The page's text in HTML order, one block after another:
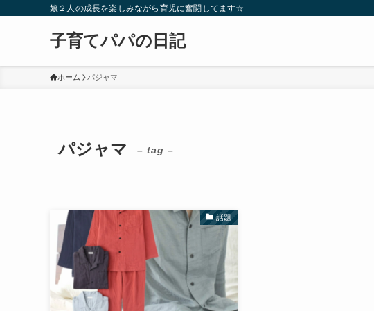
娘２人の成長を楽しみながら育児に奮闘してます☆
子育てパパの日記
ホーム パジャマ
パジャマ – tag –
話題